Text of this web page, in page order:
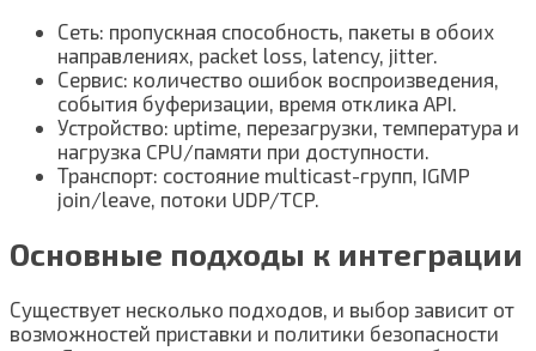
Сеть: пропускная способность, пакеты в обоих
направлениях, packet loss, latency, jitter.
Сервис: количество ошибок воспроизведения,
события буферизации, время отклика API.
Устройство: uptime, перезагрузки, температура и
нагрузка CPU/памяти при доступности.
Транспорт: состояние multicast-групп, IGMP
join/leave, потоки UDP/TCP.
Основные подходы к интеграции
Существует несколько подходов, и выбор зависит от
возможностей приставки и политики безопасности